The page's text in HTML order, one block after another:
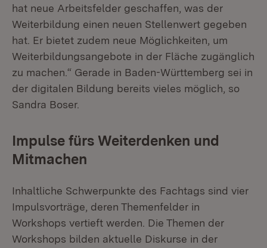
hat neue Arbeitsfelder geschaffen, was der
Weiterbildung einen neuen Stellenwert gegeben
hat. Er bietet zudem neue Möglichkeiten, um
Weiterbildungsangebote in der Fläche zugänglich
zu machen.“ Gerade in Baden-Württemberg sei in
der digitalen Bildung bereits vieles möglich, so
Sandra Boser.
Impulse fürs Weiterdenken und
Mitmachen
Inhaltliche Schwerpunkte des Fachtags sind vier
Impulsvorträge, deren Themenfelder in
Workshops vertieft werden. Die Themen der
Workshops bilden aktuelle Diskurse in der